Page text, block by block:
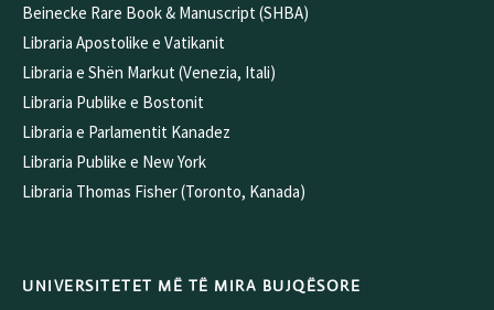
Beinecke Rare Book & Manuscript (SHBA)
Libraria Apostolike e Vatikanit
Libraria e Shën Markut (Venezia, Itali)
Libraria Publike e Bostonit
Libraria e Parlamentit Kanadez
Libraria Publike e New York
Libraria Thomas Fisher (Toronto, Kanada)
UNIVERSITETET MË TË MIRA BUJQËSORE